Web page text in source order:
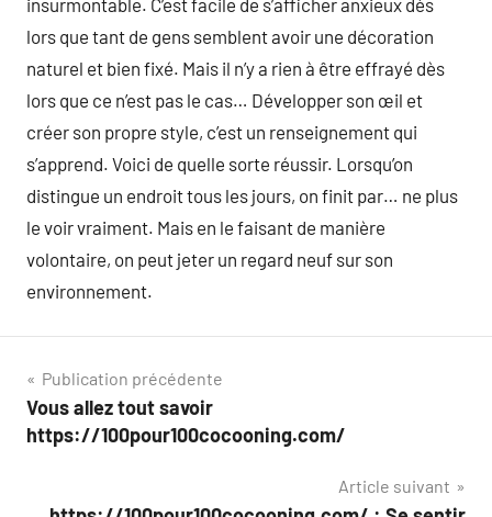
insurmontable. C’est facile de s’afficher anxieux dès
lors que tant de gens semblent avoir une décoration
naturel et bien fixé. Mais il n’y a rien à être effrayé dès
lors que ce n’est pas le cas… Développer son œil et
créer son propre style, c’est un renseignement qui
s’apprend. Voici de quelle sorte réussir. Lorsqu’on
distingue un endroit tous les jours, on finit par… ne plus
le voir vraiment. Mais en le faisant de manière
volontaire, on peut jeter un regard neuf sur son
environnement.
Navigation
de
Publication précédente
Vous allez tout savoir
https://100pour100cocooning.com/
Article suivant